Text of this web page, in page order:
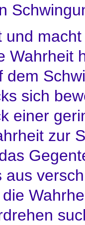
und
Wahrheit
dem
sich
einer
zur
aus